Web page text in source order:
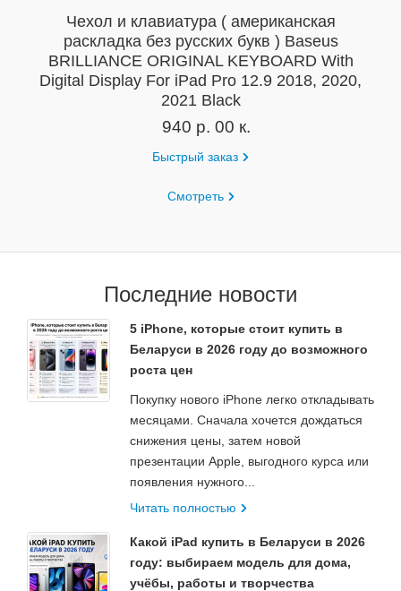
Чехол и клавиатура ( американская
раскладка без русских букв ) Baseus
BRILLIANCE ORIGINAL KEYBOARD With
Digital Display For iPad Pro 12.9 2018, 2020,
2021 Black
940 р. 00 к.
Быстрый заказ
Смотреть
Последние новости
5 iPhone, которые стоит купить в
Беларуси в 2026 году до возможного
роста цен
Покупку нового iPhone легко откладывать
месяцами. Сначала хочется дождаться
снижения цены, затем новой
презентации Apple, выгодного курса или
появления нужного...
Читать полностью
Какой iPad купить в Беларуси в 2026
году: выбираем модель для дома,
учёбы, работы и творчества